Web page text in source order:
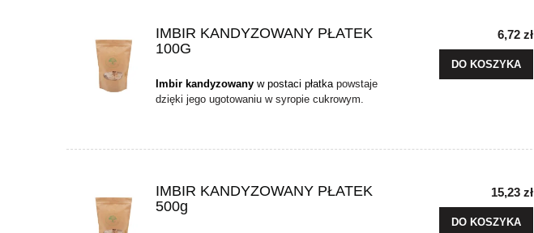
IMBIR KANDYZOWANY PŁATEK
100G
Imbir kandyzowany w postaci płatka powstaje
dzięki jego ugotowaniu w syropie cukrowym.
6,72 zł
DO KOSZYKA
IMBIR KANDYZOWANY PŁATEK
500g
15,23 zł
DO KOSZYKA